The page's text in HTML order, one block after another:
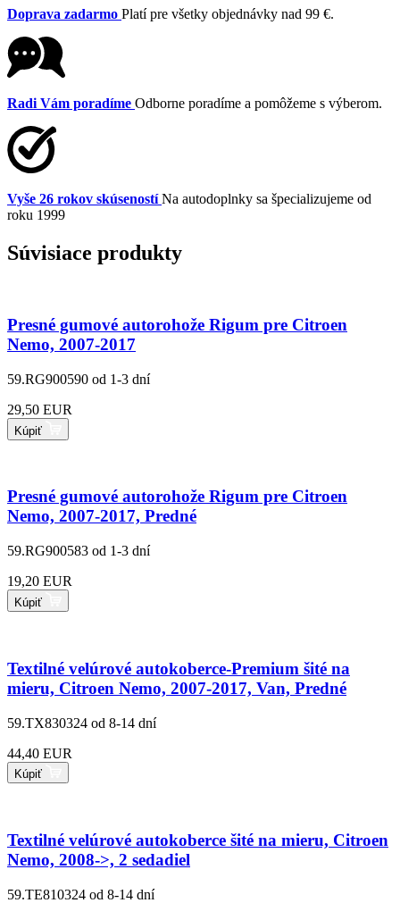
Doprava zadarmo Platí pre všetky objednávky nad 99 €.
Radi Vám poradíme Odborne poradíme a pomôžeme s výberom.
Vyše 26 rokov skúseností Na autodoplnky sa špecializujeme od
roku 1999
Súvisiace produkty
Presné gumové autorohože Rigum pre Citroen
Nemo, 2007-2017
59.RG900590 od 1-3 dní
29,50 EUR
Kúpiť
Presné gumové autorohože Rigum pre Citroen
Nemo, 2007-2017, Predné
59.RG900583 od 1-3 dní
19,20 EUR
Kúpiť
Textilné velúrové autokoberce-Premium šité na
mieru, Citroen Nemo, 2007-2017, Van, Predné
59.TX830324 od 8-14 dní
44,40 EUR
Kúpiť
Textilné velúrové autokoberce šité na mieru, Citroen
Nemo, 2008->, 2 sedadiel
59.TE810324 od 8-14 dní